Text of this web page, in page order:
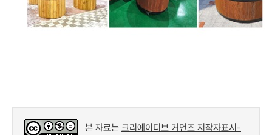
본 자료는 크리에이티브 커먼즈 저작자표시-